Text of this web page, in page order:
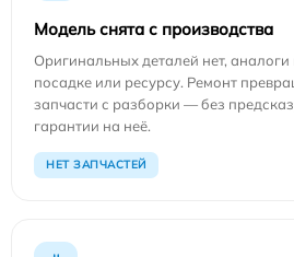
Модель снята с производства
Оригинальных деталей нет,
посадке или ресурсу. Ремонт
запчасти с разборки — без
гарантии на неё.
НЕТ ЗАПЧАСТЕЙ